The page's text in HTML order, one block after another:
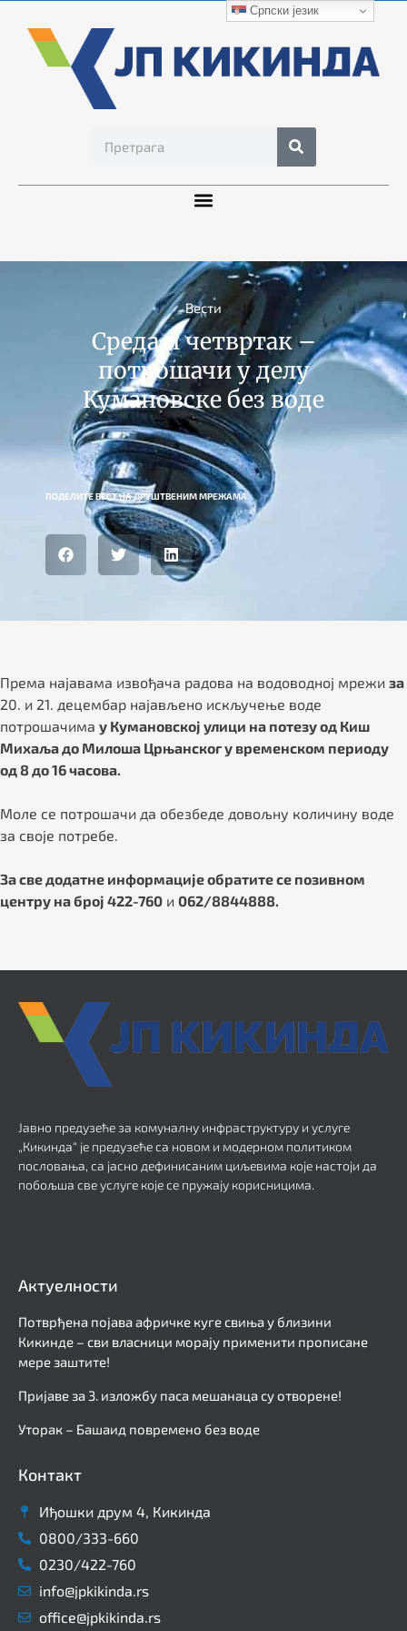
Вести
Среда и четвртак –
потрошачи у делу
Кумановске без воде
ПОДЕЛИТЕ ВЕСТ НА ДРУШТВЕНИМ МРЕЖАМА
Према најавама извођача радова на водоводној мрежи за
20. и 21. децембар најављено искључење воде
потрошачима у Кумановској улици на потезу од Киш
Михаља до Милоша Црњанског у временском периоду
од 8 до 16 часова.
Моле се потрошачи да обезбеде довољну количину воде
за своје потребе.
За све додатне информације обратите се позивном
центру на број 422-760 и 062/8844888.
Јавно предузеће за комуналну инфраструктуру и услуге
„Кикинда“ је предузеће са новом и модерном политиком
пословања, са јасно дефинисаним циљевима које настоји да
побољша све услуге које се пружају корисницима.
Актуелности
Потврђена појава афричке куге свиња у близини
Кикинде – сви власници морају применити прописане
мере заштите!
Пријаве за 3. изложбу паса мешанаца су отворене!
Уторак – Башаид повремено без воде
Контакт
Иђошки друм 4, Кикинда
0800/333-660
0230/422-760
info@jpkikinda.rs
office@jpkikinda.rs
Српски језик